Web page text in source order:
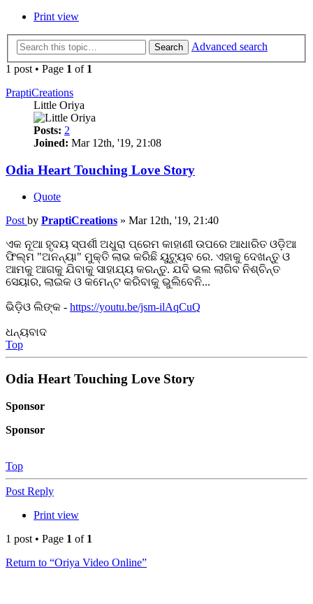
Print view
Search
Advanced search
1 post • Page 1 of 1
PraptiCreations
Little Oriya
Posts: 2
Joined: Mar 12th, '19, 21:08
Odia Heart Touching Love Story
Quote
Post by PraptiCreations » Mar 12th, '19, 21:40
ଏକ ନୂଆ ହୃଦୟ ସ୍ପର୍ଶୀ ଅଧୁରା ପ୍ରେମ କାହାଣୀ ଉପରେ ଆଧାରିତ ଓଡ଼ିଆ
ଫିଲ୍ମ "ଅନନ୍ୟା" ମୁକ୍ତି ଲାଭ କରିଛି ୟୁଟ୍ୟୁବ ରେ. ଏହାକୁ ଦେଖନ୍ତୁ ଓ
ଆମକୁ ଆଗକୁ ଯିବାକୁ ସାହାଯ୍ୟ କରନ୍ତୁ. ଯଦି ଭଲ ଲାଗିବ ନିଶ୍ଚିନ୍ତ
ସେୟାର, ଲାଇକ ଓ କମେନ୍ଟ କରିବାକୁ ଭୁଲିବେନି...
ଭିଡ଼ିଓ ଲିଙ୍କ - https://youtu.be/jsm-ilAqCuQ
ଧନ୍ୟବାଦ
Top
Odia Heart Touching Love Story
Sponsor
Sponsor
Top
Post Reply
Print view
1 post • Page 1 of 1
Return to “Oriya Video Online”